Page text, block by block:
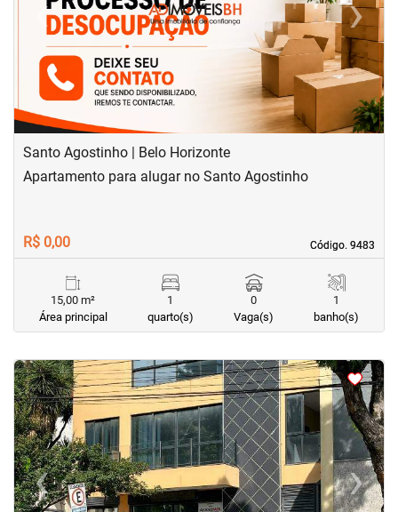
‹
Previous ›Next
Santo Agostinho | Belo Horizonte
Código. 9483
Código. 9483
Apartamento para alugar no Santo Agostinho
R$ 0,00
15,00 m²
Área principal
1
quarto(s)
0
Vaga(s)
1
banho(s)
‹Previous ›Next